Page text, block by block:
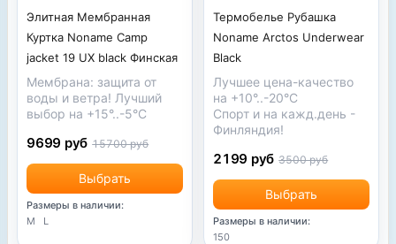
Элитная Мембранная
Куртка Noname Camp
jacket 19 UX black Финская
Мембрана: защита от
воды и ветра! Лучший
выбор на +15°..-5°С
Выбрать
9699 руб 15700 руб
Размеры в наличии:
M
L
Термобелье Рубашка
Noname Arctos Underwear
Black
Лучшее цена-качество
на +10°..-20°С
Спорт и на кажд.день -
Финляндия!
Выбрать
2199 руб 3500 руб
Размеры в наличии:
150